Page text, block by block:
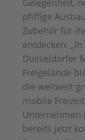
Gelegenheit,
pfiffige
Zubehör für
entdecken.
Düsseldorfer
Freigelände
die weltweit
mobile
Unternehmen
bereits jetzt